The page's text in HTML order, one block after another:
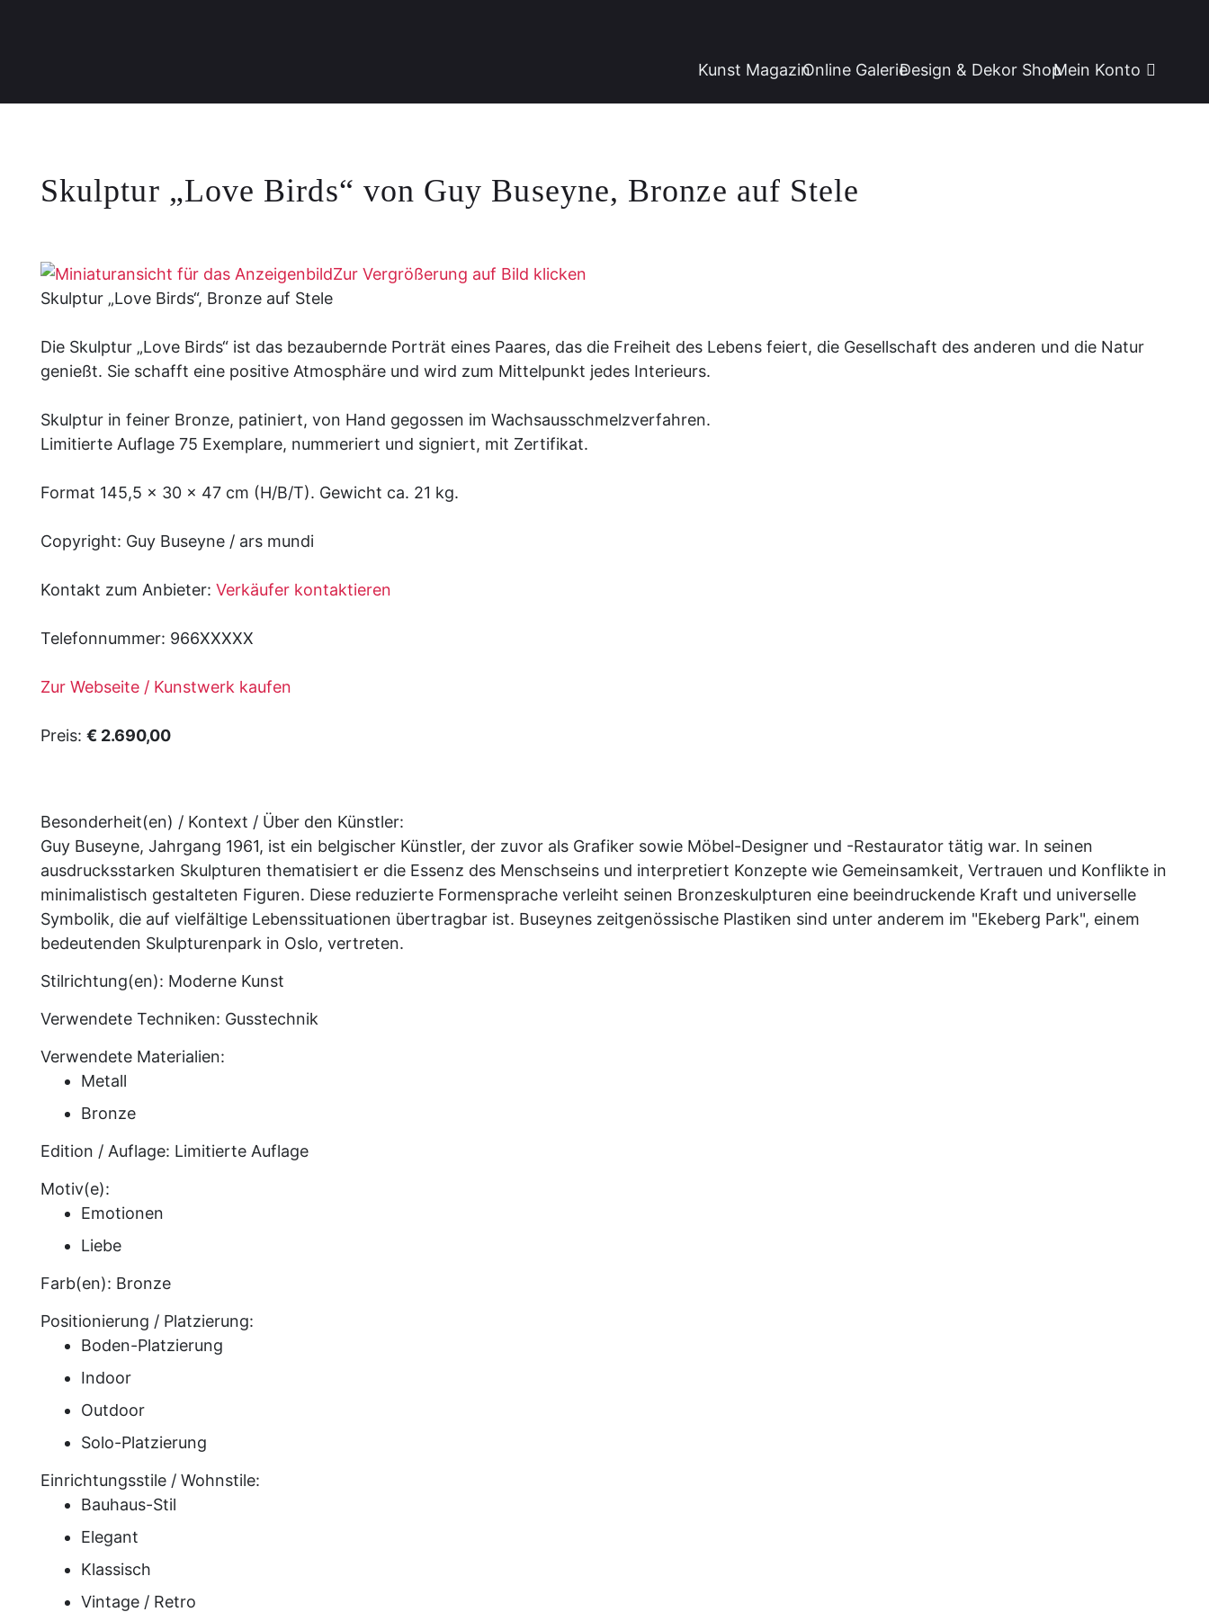
Kunst MagazinOnline GalerieDesign & Dekor ShopMein Konto
Skulptur „Love Birds“ von Guy Buseyne, Bronze auf Stele
Zur Vergrößerung auf Bild klicken
Skulptur „Love Birds“, Bronze auf Stele
Die Skulptur „Love Birds“ ist das bezaubernde Porträt eines Paares, das die Freiheit des Lebens feiert, die Gesellschaft des anderen und die Natur
genießt. Sie schafft eine positive Atmosphäre und wird zum Mittelpunkt jedes Interieurs.
Skulptur in feiner Bronze, patiniert, von Hand gegossen im Wachsausschmelzverfahren.
Limitierte Auflage 75 Exemplare, nummeriert und signiert, mit Zertifikat.
Format 145,5 x 30 x 47 cm (H/B/T). Gewicht ca. 21 kg.
Copyright: Guy Buseyne / ars mundi
Kontakt zum Anbieter: Verkäufer kontaktieren
Telefonnummer: 966XXXXX
Zur Webseite / Kunstwerk kaufen
Preis: € 2.690,00
Besonderheit(en) / Kontext / Über den Künstler:
Guy Buseyne, Jahrgang 1961, ist ein belgischer Künstler, der zuvor als Grafiker sowie Möbel-Designer und -Restaurator tätig war. In seinen
ausdrucksstarken Skulpturen thematisiert er die Essenz des Menschseins und interpretiert Konzepte wie Gemeinsamkeit, Vertrauen und Konflikte in
minimalistisch gestalteten Figuren. Diese reduzierte Formensprache verleiht seinen Bronzeskulpturen eine beeindruckende Kraft und universelle
Symbolik, die auf vielfältige Lebenssituationen übertragbar ist. Buseynes zeitgenössische Plastiken sind unter anderem im "Ekeberg Park", einem
bedeutenden Skulpturenpark in Oslo, vertreten.
Stilrichtung(en): Moderne Kunst
Verwendete Techniken: Gusstechnik
Verwendete Materialien:
Metall
Bronze
Edition / Auflage: Limitierte Auflage
Motiv(e):
Emotionen
Liebe
Farb(en): Bronze
Positionierung / Platzierung:
Boden-Platzierung
Indoor
Outdoor
Solo-Platzierung
Einrichtungsstile / Wohnstile:
Bauhaus-Stil
Elegant
Klassisch
Vintage / Retro